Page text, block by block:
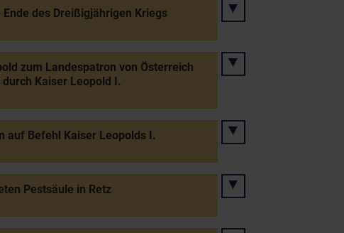
des Dreißigjährigen Kriegs
zum Landespatron von Österreich
Kaiser Leopold I.
auf Befehl Kaiser Leopolds I.
Pestsäule in Retz